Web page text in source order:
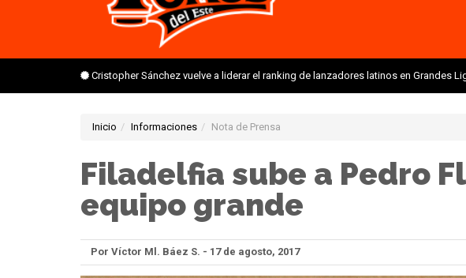
Cristopher Sánchez vuelve a liderar el ranking de lanzadores latinos en Grandes
Inicio Informaciones Nota de Prensa
Filadelfia sube a Pedro
equipo grande
Por Víctor Ml. Báez S. - 17 de agosto, 2017